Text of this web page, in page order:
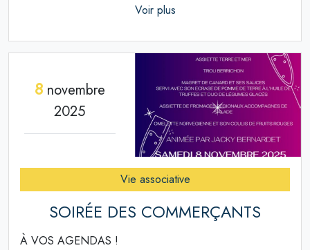
Voir plus
8novembre
2025
Vie associative
SOIRÉE DES COMMERÇANTS
À VOS AGENDAS !